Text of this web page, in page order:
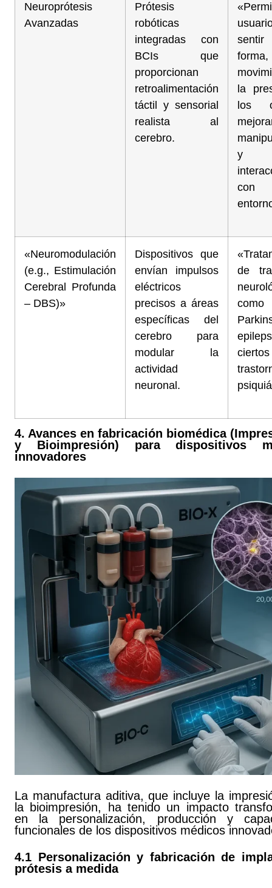
Neuroprótesis
Avanzadas
Prótesis
robóticas
integradas con
BCIs que
proporcionan
retroalimentación
táctil y sensorial
realista al
cerebro.
la
los
y
«Neuromodulación
(e.g., Estimulación
Cerebral Profunda
– DBS)»
Dispositivos que
envían impulsos
eléctricos
precisos a áreas
específicas del
cerebro para
modular la
actividad
neuronal.
de
ciertos
4. Avances en fabricación biomédica
y Bioimpresión) para dispositivos
innovadores
La manufactura aditiva, que incluye la
la bioimpresión, ha tenido un impacto
en la personalización, producción y
funcionales de los dispositivos médicos
4.1 Personalización y fabricación de
prótesis a medida